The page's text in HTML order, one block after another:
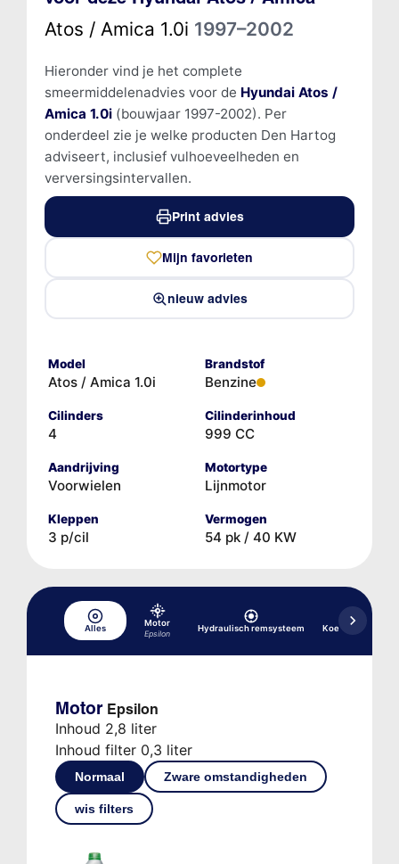
Atos / Amica 1.0i 1997–2002
Hieronder vind je het complete
smeermiddelenadvies voor de Hyundai Atos /
Amica 1.0i(bouwjaar 1997-2002). Per
onderdeel zie je welke producten Den Hartog
adviseert, inclusief vulhoeveelheden en
verversingsintervallen.
Print advies
Mijn favorieten
nieuw advies
Model
Atos / Amica 1.0i
Brandstof
Benzine
Cilinders
4
Cilinderinhoud
999 CC
Aandrijving
Voorwielen
Motortype
Lijnmotor
Kleppen
3 p/cil
Vermogen
54 pk / 40 KW
Alles
Motor
Epsilon
Hydraulisch remsysteem Koelsysteem
Motor Epsilon
Inhoud 2,8 liter
Inhoud filter 0,3 liter
Normaal Zware omstandigheden
wis filters